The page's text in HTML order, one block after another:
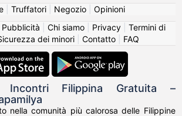
| Truffatori| Negozio| Opinioni
Pubblicità Chi siamo| Privacy| Termini di
dei minori| Contatto| FAQ
Incontri Filippina Gratuita –
nella comunità più calorosa delle Filippine